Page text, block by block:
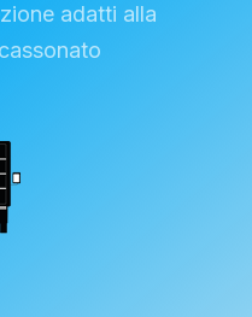
adatti alla